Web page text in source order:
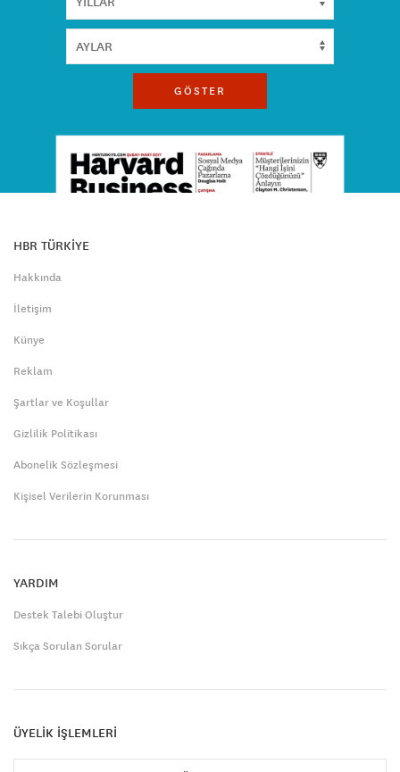
GÖSTER
HBR TÜRKİYE
Hakkında
İletişim
Künye
Reklam
Şartlar ve Koşullar
Gizlilik Politikası
Abonelik Sözleşmesi
Kişisel Verilerin Korunması
YARDIM
Destek Talebi Oluştur
Sıkça Sorulan Sorular
ÜYELİK İŞLEMLERİ